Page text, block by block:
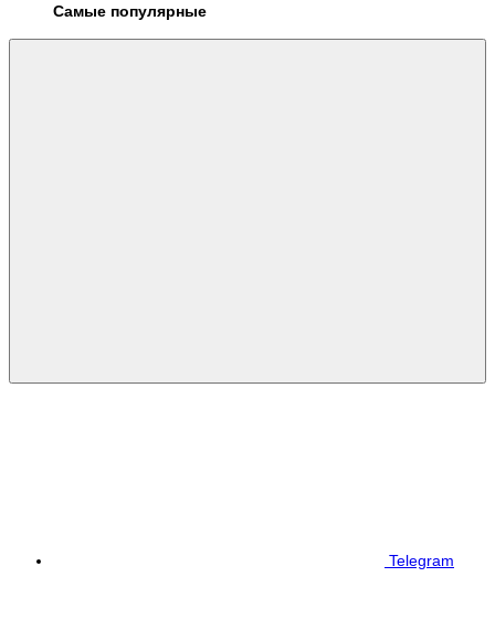
Самые популярные
Telegram